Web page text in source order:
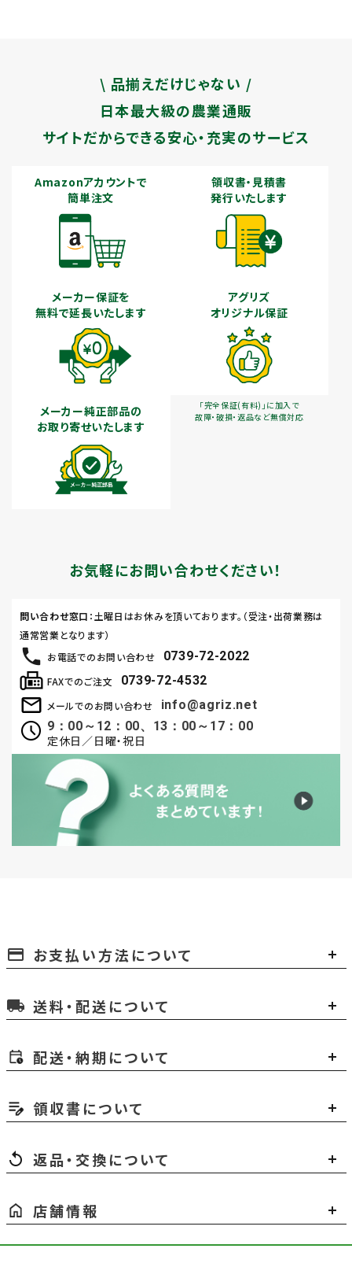
\ 品揃えだけじゃない /
日本最大級の農業通販
サイトだからできる安心・充実のサービス
Amazonアカウントで
簡単注文
領収書・見積書
発行いたします
メーカー保証を
無料で延長いたします
アグリズ
オリジナル保証
「完全保証(有料)」に加入で
故障・破損・返品など無償対応
メーカー純正部品の
お取り寄せいたします
お気軽にお問い合わせください！
お電話でのお問い合わせ 0739-72-2022
メールでのお問い合わせ
info@agriz.net
9：00～12：00、13：00～17：00
定休日／日曜・祝日
FAXでのご注文 0739-72-4532
問い合わせ窓口 ：土曜日はお休みを頂いております。（受注・出荷業務は
通常営業となります）
payment お支払い方法について
local_shipping 送料・配送について
配送・納期について
領収書について
返品・交換について
店舗情報